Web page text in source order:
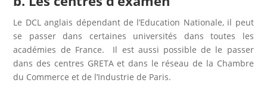
Le DCL anglais dépendant de l’Education Nationale, il peut
se passer dans certaines universités dans toutes les
académies de France. Il est aussi possible de le passer
dans des centres GRETA et dans le réseau de la Chambre
du Commerce et de l’Industrie de Paris.